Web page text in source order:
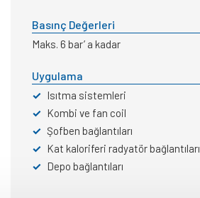
Basınç Değerleri
Maks. 6 bar’ a kadar
Uygulama
✓ Isıtma sistemleri
✓ Kombi ve fan coil
✓ Şofben bağlantıları
✓ Kat kaloriferi radyatör bağlantıları
✓ Depo bağlantıları